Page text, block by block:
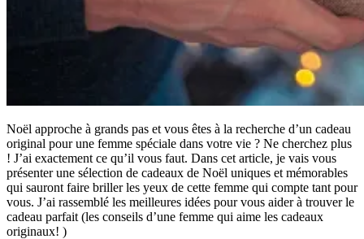
Noël approche à grands pas et vous êtes à la recherche d’un cadeau
original pour une femme spéciale dans votre vie ? Ne cherchez plus
! J’ai exactement ce qu’il vous faut. Dans cet article, je vais vous
présenter une sélection de cadeaux de Noël uniques et mémorables
qui sauront faire briller les yeux de cette femme qui compte tant pour
vous. J’ai rassemblé les meilleures idées pour vous aider à trouver le
cadeau parfait (les conseils d’une femme qui aime les cadeaux
originaux! )